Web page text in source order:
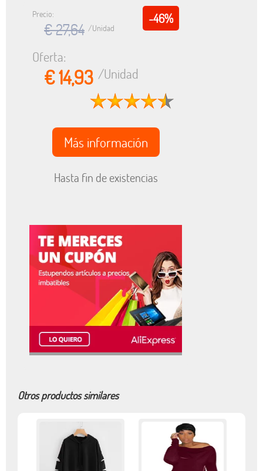
-46%
Precio:
€ 27,64 /Unidad
Oferta:
€ 14,93 /Unidad
Más información
Hasta fin de existencias
Otros productos similares